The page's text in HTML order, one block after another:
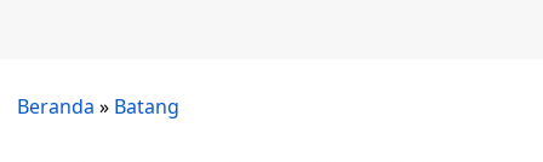
Beranda » Batang